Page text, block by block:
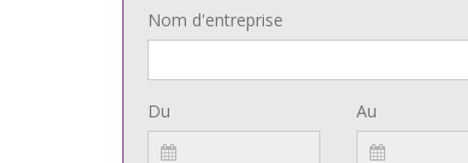
Nom d'entreprise
Du Au